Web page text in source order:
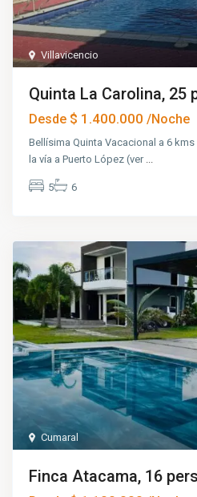
Villavicencio
Quinta La Carolina, 25
Desde $ 1.400.000/Noche
Bellísima Quinta Vacacional a 6
la vía a Puerto López (ver ...
5 6
Cumaral
Finca Atacama, 16